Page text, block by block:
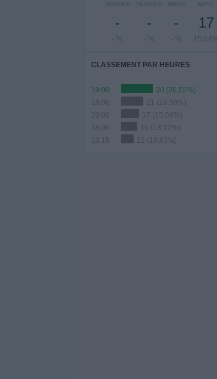
JANVIER
-
- %
FÉVRIER
-
- %
MARS
-
- %
AVRIL
17
15,04%
CLASSEMENT PAR HEURES
19:00
30 (26,55%)
16:00
21 (18,58%)
20:00
17 (15,04%)
18:00
15 (13,27%)
18:15
12 (10,62%)